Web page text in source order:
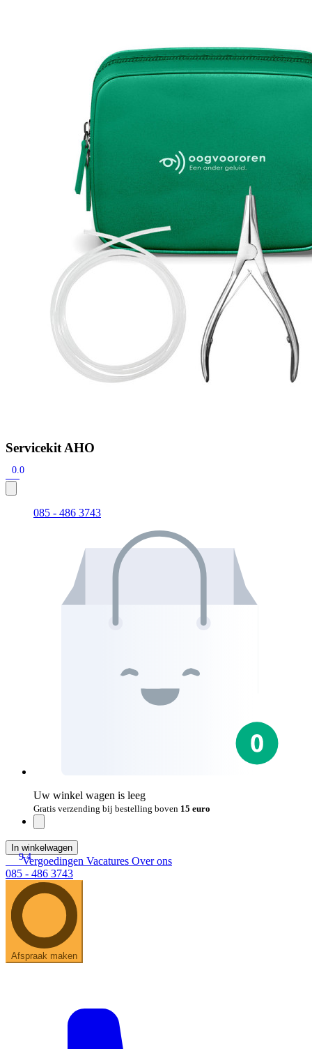
Signia hoortoestellenSignia Pure BCT IXSignia Silk IX
Audio Service R LI 7
HoortoestelbatterijenWidex filters
Onderhoudsartikelen
Signia Active Mini IX - Oplaadbaar
De Signia Active Mini IX is het nieuwste hoortoestel van Signia.
Servicekit AHO
0.0
085 - 486 3743
Uw winkel wagen is leeg
Gratis verzending bij bestelling boven 15 euro
In winkelwagen
9.4
Vergoedingen Vacatures Over ons
085 - 486 3743
Afspraak maken